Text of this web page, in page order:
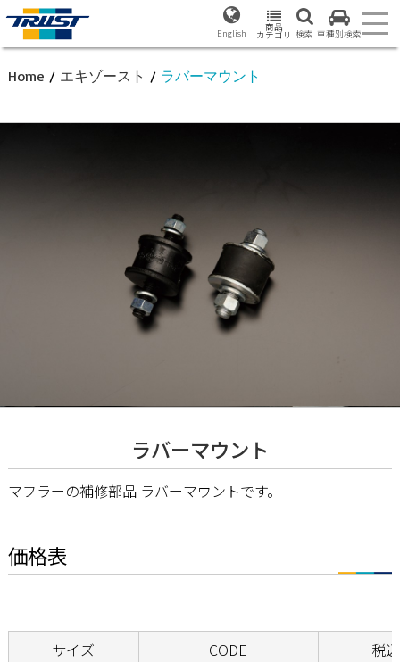
English 商品
カテゴリ 検索 車種別検索
Home / エキゾースト / ラバーマウント
ラバーマウント
マフラーの補修部品 ラバーマウントです。
価格表
サイズ CODE
税